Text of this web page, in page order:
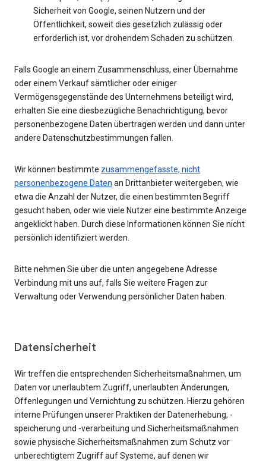
Sicherheit von Google, seinen Nutzern und der
Öffentlichkeit, soweit dies gesetzlich zulässig oder
erforderlich ist, vor drohendem Schaden zu schützen.
Falls Google an einem Zusammenschluss, einer Übernahme
oder einem Verkauf sämtlicher oder einiger
Vermögensgegenstände des Unternehmens beteiligt wird,
erhalten Sie eine diesbezügliche Benachrichtigung, bevor
personenbezogene Daten übertragen werden und dann unter
andere Datenschutzbestimmungen fallen.
Wir können bestimmte zusammengefasste, nicht
personenbezogene Daten an Drittanbieter weitergeben, wie
etwa die Anzahl der Nutzer, die einen bestimmten Begriff
gesucht haben, oder wie viele Nutzer eine bestimmte Anzeige
angeklickt haben. Durch diese Informationen können Sie nicht
persönlich identifiziert werden.
Bitte nehmen Sie über die unten angegebene Adresse
Verbindung mit uns auf, falls Sie weitere Fragen zur
Verwaltung oder Verwendung persönlicher Daten haben.
Datensicherheit
Wir treffen die entsprechenden Sicherheitsmaßnahmen, um
Daten vor unerlaubtem Zugriff, unerlaubten Änderungen,
Offenlegungen und Vernichtung zu schützen. Hierzu gehören
interne Prüfungen unserer Praktiken der Datenerhebung, -
speicherung und -verarbeitung und Sicherheitsmaßnahmen
sowie physische Sicherheitsmaßnahmen zum Schutz vor
unberechtigtem Zugriff auf Systeme, auf denen wir